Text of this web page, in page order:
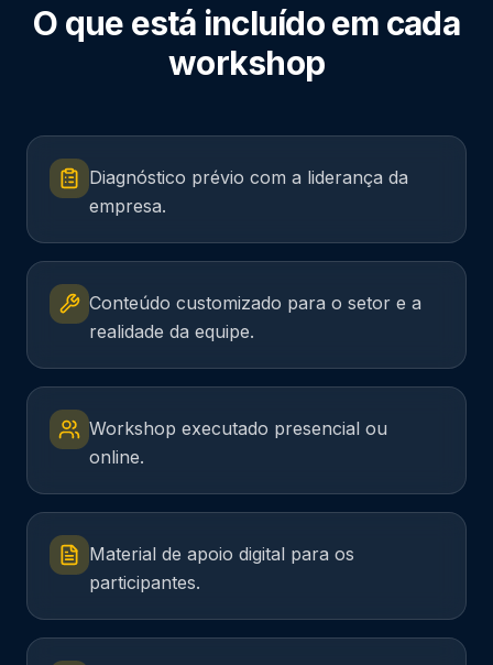
O que está incluído em cada
workshop
Diagnóstico prévio com a liderança da
empresa.
Conteúdo customizado para o setor e a
realidade da equipe.
Workshop executado presencial ou
online.
Material de apoio digital para os
participantes.